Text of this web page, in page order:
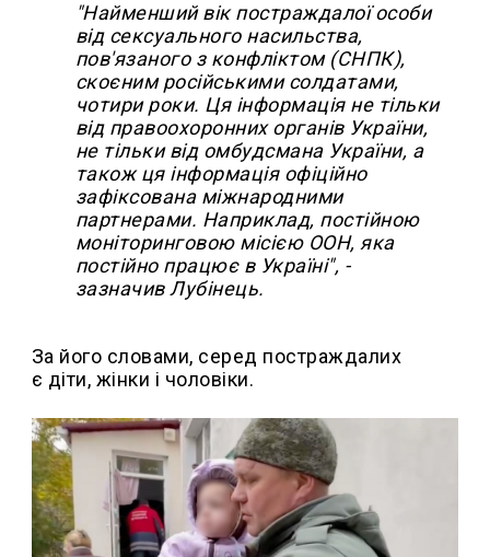
"Найменший вік постраждалої особи
від сексуального насильства,
пов'язаного з конфліктом (СНПК),
скоєним російськими солдатами,
чотири роки. Ця інформація не тільки
від правоохоронних органів України,
не тільки від омбудсмана України, а
також ця інформація офіційно
зафіксована міжнародними
партнерами. Наприклад, постійною
моніторинговою місією ООН, яка
постійно працює в Україні", -
зазначив Лубінець.
За його словами, серед постраждалих
є діти, жінки і чоловіки.